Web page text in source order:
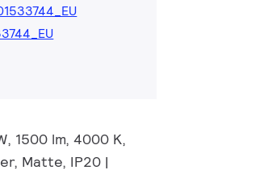
1500 lm, 4000 K,
Matte, IP20 |